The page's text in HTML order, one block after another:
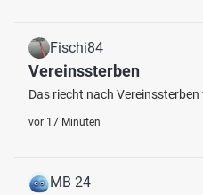
Fischi84
Vereinssterben
Das riecht nach
vor 17 Minuten
MB 24